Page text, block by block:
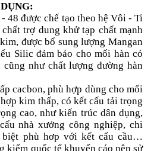
- 48 được chế tạo theo hệ Vôi - Ti
trợ dung khử tạp chất mạnh
được bổ sung lượng Mangan
Silic đảm bảo cho mối hàn có
cũng như chất lượng đường hàn
cacbon, phù hợp dùng cho mối
kim thấp, có kết cấu tải trọng
cao, như kiến trúc dân dụng,
nhà xưởng công nghiệp, chi
biệt phù hơp với kết cấu cầu…
kiểm quốc tế khuyến cáo nên sử